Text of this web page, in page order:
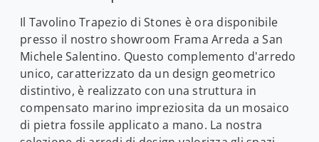
Il Tavolino Trapezio di Stones è ora disponibile
presso il nostro showroom Frama Arreda a San
Michele Salentino. Questo complemento d'arredo
unico, caratterizzato da un design geometrico
distintivo, è realizzato con una struttura in
compensato marino impreziosita da un mosaico
di pietra fossile applicato a mano. La nostra